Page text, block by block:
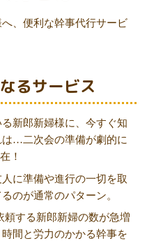
、便利な幹事代行サービ
るサービス
新郎新婦様に、今すぐ知
は…二次会の準備が劇的に
！
に準備や進行の一切を取
のが通常のパターン。
頼する新郎新婦の数が急増
間と労力のかかる幹事を